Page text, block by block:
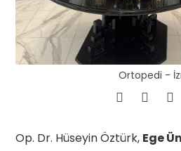
Ortopedi -
Op. Dr. Hüseyin Öztürk, Ege